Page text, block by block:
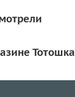
Тотошка